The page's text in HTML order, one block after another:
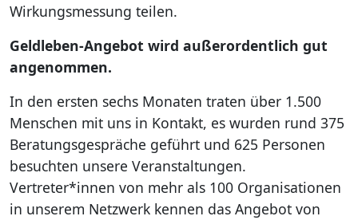
Wirkungsmessung teilen.
Geldleben-Angebot wird außerordentlich gut
angenommen.
In den ersten sechs Monaten traten über 1.500
Menschen mit uns in Kontakt, es wurden rund 375
Beratungsgespräche geführt und 625 Personen
besuchten unsere Veranstaltungen.
Vertreter*innen von mehr als 100 Organisationen
in unserem Netzwerk kennen das Angebot von